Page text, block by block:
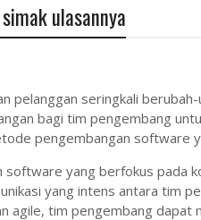
ulasannya
pelanggan seringkali
bagi tim pengembang
pengembangan software
yang berfokus pada
yang intens antara tim
agile, tim pengembang dapat